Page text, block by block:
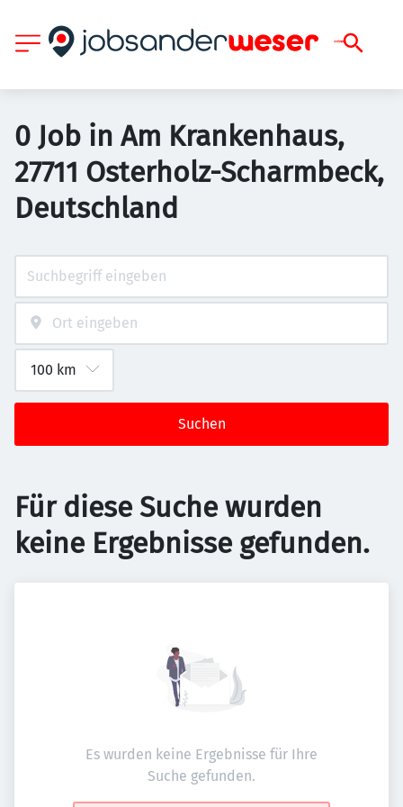
0 Job in Am Krankenhaus,
27711 Osterholz-Scharmbeck,
Deutschland
Suchen
Für diese Suche wurden
keine Ergebnisse gefunden.
Es wurden keine Ergebnisse für Ihre
Suche gefunden.